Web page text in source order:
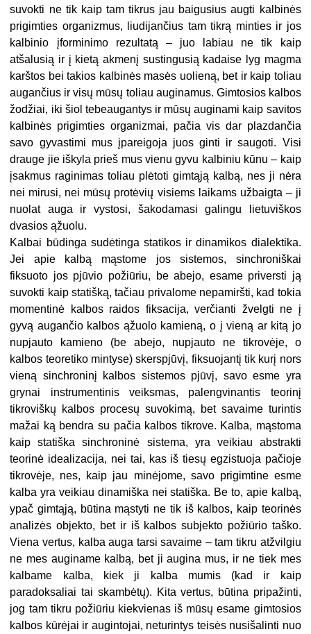
suvokti ne tik kaip tam tikrus jau baigusius augti kalbinės
prigimties organizmus, liudijančius tam tikrą minties ir jos
kalbinio įforminimo rezultatą – juo labiau ne tik kaip
atšalusią ir į kietą akmenį sustingusią kadaise lyg magma
karštos bei takios kalbinės masės uolieną, bet ir kaip toliau
augančius ir visų mūsų toliau auginamus. Gimtosios kalbos
žodžiai, iki šiol tebeaugantys ir mūsų auginami kaip savitos
kalbinės prigimties organizmai, pačia vis dar plazdančia
savo gyvastimi mus įpareigoja juos ginti ir saugoti. Visi
drauge jie iškyla prieš mus vienu gyvu kalbiniu kūnu – kaip
įsakmus raginimas toliau plėtoti gimtąją kalbą, nes ji nėra
nei mirusi, nei mūsų protėvių visiems laikams užbaigta – ji
nuolat auga ir vystosi, šakodamasi galingu lietuviškos
dvasios ąžuolu.
Kalbai būdinga sudėtinga statikos ir dinamikos dialektika.
Jei apie kalbą mąstome jos sistemos, sinchroniškai
fiksuoto jos pjūvio požiūriu, be abejo, esame priversti ją
suvokti kaip statišką, tačiau privalome nepamiršti, kad tokia
momentinė kalbos raidos fiksacija, verčianti žvelgti ne į
gyvą augančio kalbos ąžuolo kamieną, o į vieną ar kitą jo
nupjauto kamieno (be abejo, nupjauto ne tikrovėje, o
kalbos teoretiko mintyse) skerspjūvį, fiksuojantį tik kurį nors
vieną sinchroninį kalbos sistemos pjūvį, savo esme yra
grynai instrumentinis veiksmas, palengvinantis teorinį
tikroviškų kalbos procesų suvokimą, bet savaime turintis
mažai ką bendra su pačia kalbos tikrove. Kalba, mąstoma
kaip statiška sinchroninė sistema, yra veikiau abstrakti
teorinė idealizacija, nei tai, kas iš tiesų egzistuoja pačioje
tikrovėje, nes, kaip jau minėjome, savo prigimtine esme
kalba yra veikiau dinamiška nei statiška. Be to, apie kalbą,
ypač gimtąją, būtina mąstyti ne tik iš kalbos, kaip teorinės
analizės objekto, bet ir iš kalbos subjekto požiūrio taško.
Viena vertus, kalba auga tarsi savaime – tam tikru atžvilgiu
ne mes auginame kalbą, bet ji augina mus, ir ne tiek mes
kalbame kalba, kiek ji kalba mumis (kad ir kaip
paradoksaliai tai skambėtų). Kita vertus, būtina pripažinti,
jog tam tikru požiūriu kiekvienas iš mūsų esame gimtosios
kalbos kūrėjai ir augintojai, neturintys teisės nusišalinti nuo